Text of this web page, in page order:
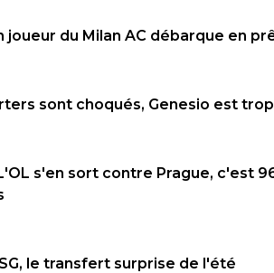
joueur du Milan AC débarque en
sont choqués, Genesio est
s'en sort contre Prague, c'est
le transfert surprise de l'été